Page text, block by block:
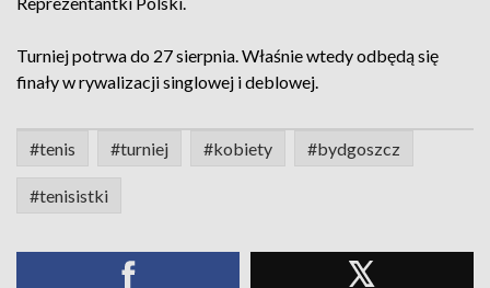
Turniej potrwa do 27 sierpnia. Właśnie wtedy odbędą się
finały w rywalizacji singlowej i deblowej.
#tenis #turniej #kobiety #bydgoszcz
#tenisistki